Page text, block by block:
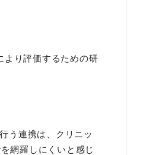
より評価するための研
う連携は、クリニッ
網羅しにくいと感じ